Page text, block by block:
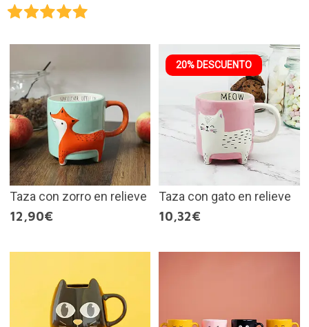
Taza con zorro en relieve
12,90€
20% DESCUENTO
Taza con gato en relieve
10,32€